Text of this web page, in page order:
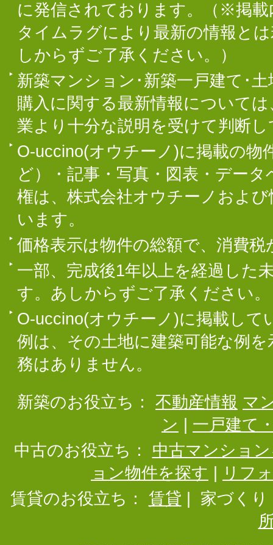
に発信されております。（※掲
タイムラグにより最新の情報と
しからずご了承ください。）
新築マンション･新築一戸建て･
購入に関する最新情報について
業より十分な説明を受けて判断
O-uccino(オウチーノ)に掲載の物
ど）・記事・写真・図表・デー
権は、株式会社オウチーノおよ
います。
価格表示は物件の総額で、消費
一部、完成後1年以上を経過した
す。あしからずご了承ください。
O-uccino(オウチーノ)に掲載して
例は、その土地に建築可能な例
務はありません。
新築のお役立ち： 不動産情報 マ
ン
一戸建て
中古のお役立ち：
中古マンショ
ョン物件を探す
リフ
賃貸のお役立ち：
賃貸
家づくり